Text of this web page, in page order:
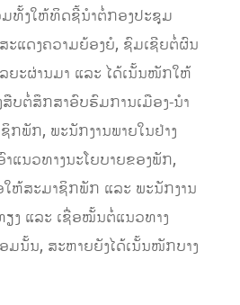
ມທັ້ງໃຫ້ທິດຊີ້ນຳຕໍ່ກອງປະຊຸມ
ແດງຄວາມຍ້ອງຍໍ, ຊົມເຊີຍຕໍ່ຜົນ
ຍະຜ່ານມາ ແລະ ໄດ້ເນັ້ນໜັກໃຫ້
ບຕໍ່ສຶກສາອົບຮົມການເມືອງ-ນໍາ
ກພັກ, ພະນັກງານພາຍໃນຢ່າງ
າແນວທາງນະໂຍບາຍຂອງພັກ,
ຫ້ສະມາຊິກພັກ ແລະ ພະນັກງານ
ງ ແລະ ເຊື່ອໝັ້ນຕໍ່ແນວທາງ
ມນັ້ນ, ສະຫາຍຍັງໄດ້ເນັ້ນໜັກບາງ